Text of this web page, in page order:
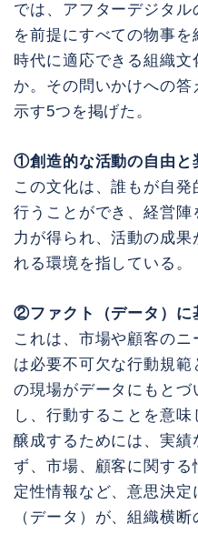
では、アフターデジタ
を前提にすべての物事
時代に適応できる組織
か。その問いかけへの
示す5つを掲げた。
①創造的な活動の自由と
この文化は、誰もが自
行うことができ、経営
力が得られ、活動の成
れる環境を指している。
②ファクト（データ）に
これは、市場や顧客の
は必要不可欠な行動規
の現場がデータにもと
し、行動することを意
醸成するためには、実
ず、市場、顧客に関す
定性情報など、意思決定
（データ）が、組織横